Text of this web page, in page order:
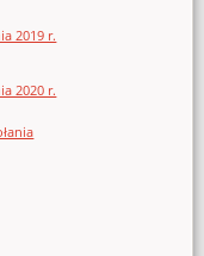
2019 r.
2020 r.